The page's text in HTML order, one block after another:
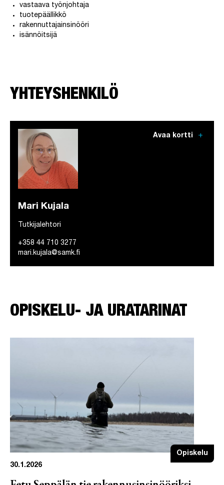
vastaava työnjohtaja
tuotepäällikkö
rakennuttajainsinööri
isännöitsijä
YHTEYSHENKILÖ
Avaa kortti add
Mari Kujala
Tutkijalehtori
+358 44 710 3277
mari.kujala@samk.fi
OPISKELU- JA URATARINAT
Opiskelu
30.1.2026